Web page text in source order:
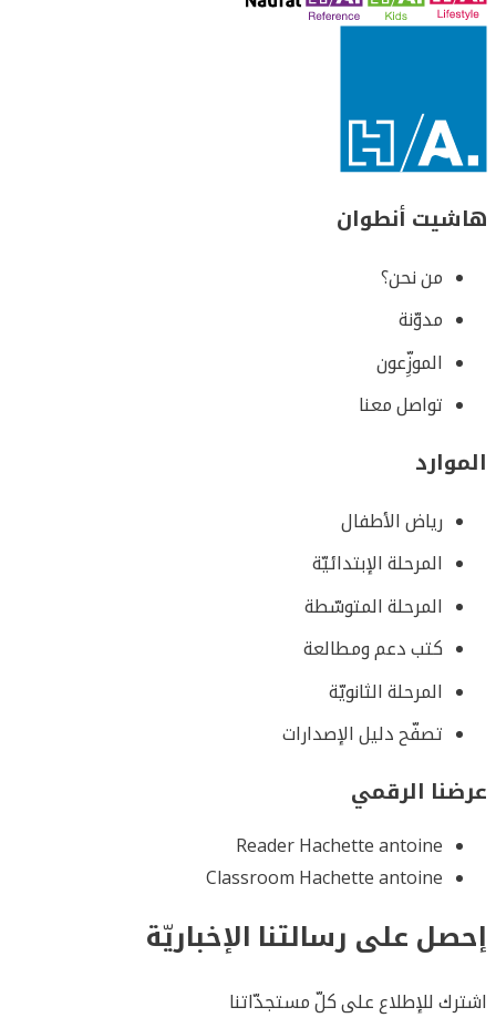
هاشيت أنطوان
من نحن؟
مدوّنة
الموزِّعون
تواصل معنا
الموارد
رياض الأطفال
المرحلة الإبتدائيّة
المرحلة المتوسّطة
كتب دعم ومطالعة
المرحلة الثانويّة
تصفّح دليل الإصدارات
عرضنا الرقمي
Reader Hachette antoine
Classroom Hachette antoine
إحصل على رسالتنا الإخباريّة
اشترك للإطلاع على كلّ مستجدّاتنا